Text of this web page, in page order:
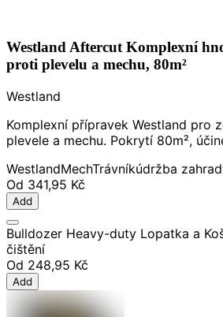
Westland Aftercut Komplexní
proti plevelu a mechu, 80m²
Westland
Komplexní přípravek Westland pro
plevele a mechu. Pokrytí 80m²,
WestlandMechTrávníkúdržba
Od 341,95 Kč
Add
Bulldozer Heavy-duty Lopatka a
čištění
Od 248,95 Kč
Add